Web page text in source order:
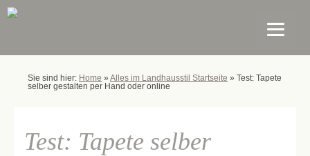
Sie sind hier: Home » Alles im Landhausstil Startseite » Test: Tapete
selber gestalten per Hand oder online
Test: Tapete selber